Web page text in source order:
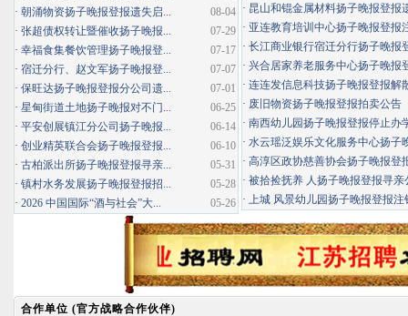
· 昆山和锟金属材料扬子晚报登报
· 亚连教育培训中心扬子晚报登报
· 长江商业银行宿迁分行扬子晚报
· 兴合居家养老服务中心扬子晚报
· 连连发信息科技扬子晚报登报解
· 废旧物资扬子晚报登报拍卖公告
· 南西幼儿园扬子晚报登报停止办
· 水云瑶泛娱乐文化服务中心扬子
· 高淳区政协慈善协会扬子晚报登
· 被拾捡抚养 人扬子晚报登报寻亲
· 上城 风景幼儿园扬子晚报登报注
08-04
· 朝涌物资扬子晚报登报遗失启...
07-29
· 张超债权转让暨催收扬子晚报...
07-17
· 幸福食集餐饮管理扬子晚报登...
07-07
· 宿迁分行、赵文军扬子晚报登...
07-01
· 保旺达扬子晚报登报分公司遗...
06-25
· 星甸街道土地扬子晚报对不门...
06-14
· 平安创展镇江分公司扬子晚报...
06-10
· 创业精英联合会扬子晚报登报...
05-31
· 古柏派出所扬子晚报登报寻亲...
05-28
· 镇村水务发展扬子晚报登报招...
05-26
· 2026 中国国际“酒与社会”大...
合作单位 (官方战略合作伙伴)